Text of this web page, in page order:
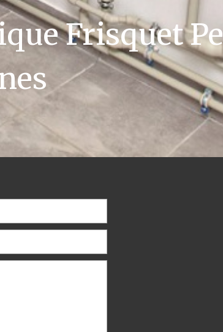
Frisquet